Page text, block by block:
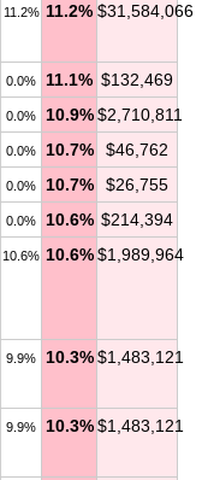
11.2% 11.2% $31,584,066
0.0% 11.1% $132,469
0.0% 10.9% $2,710,811
0.0% 10.7% $46,762
0.0% 10.7% $26,755
0.0% 10.6% $214,394
10.6% 10.6% $1,989,964
9.9% 10.3% $1,483,121
9.9% 10.3% $1,483,121